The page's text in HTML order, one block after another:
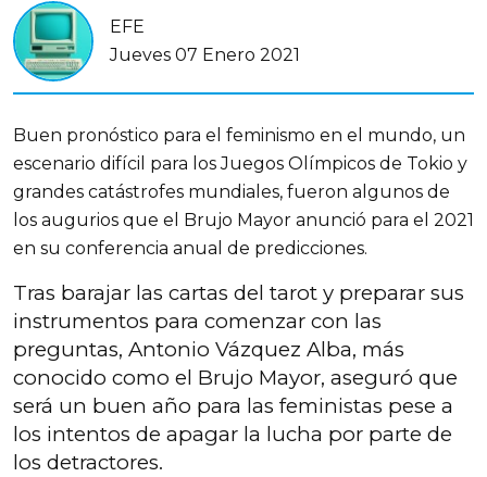
EFE
Jueves 07 Enero 2021
Buen pronóstico para el feminismo en el mundo, un
escenario difícil para los Juegos Olímpicos de Tokio y
grandes catástrofes mundiales, fueron algunos de
los augurios que el Brujo Mayor anunció para el 2021
en su conferencia anual de predicciones.
Tras barajar las cartas del tarot y preparar sus
instrumentos para comenzar con las
preguntas, Antonio Vázquez Alba, más
conocido como el Brujo Mayor, aseguró que
será un buen año para las feministas pese a
los intentos de apagar la lucha por parte de
los detractores.